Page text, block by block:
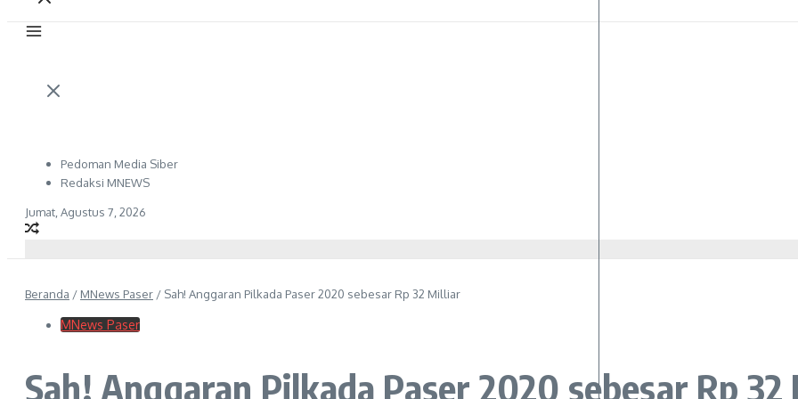
Pedoman Media Siber
Redaksi MNEWS
Jumat, Agustus 7, 2026
Beranda / MNews Paser / Sah! Anggaran Pilkada Paser 2020 sebesar Rp 32 Milliar
MNews Paser
Sah! Anggaran Pilkada Paser 2020 sebesar Rp